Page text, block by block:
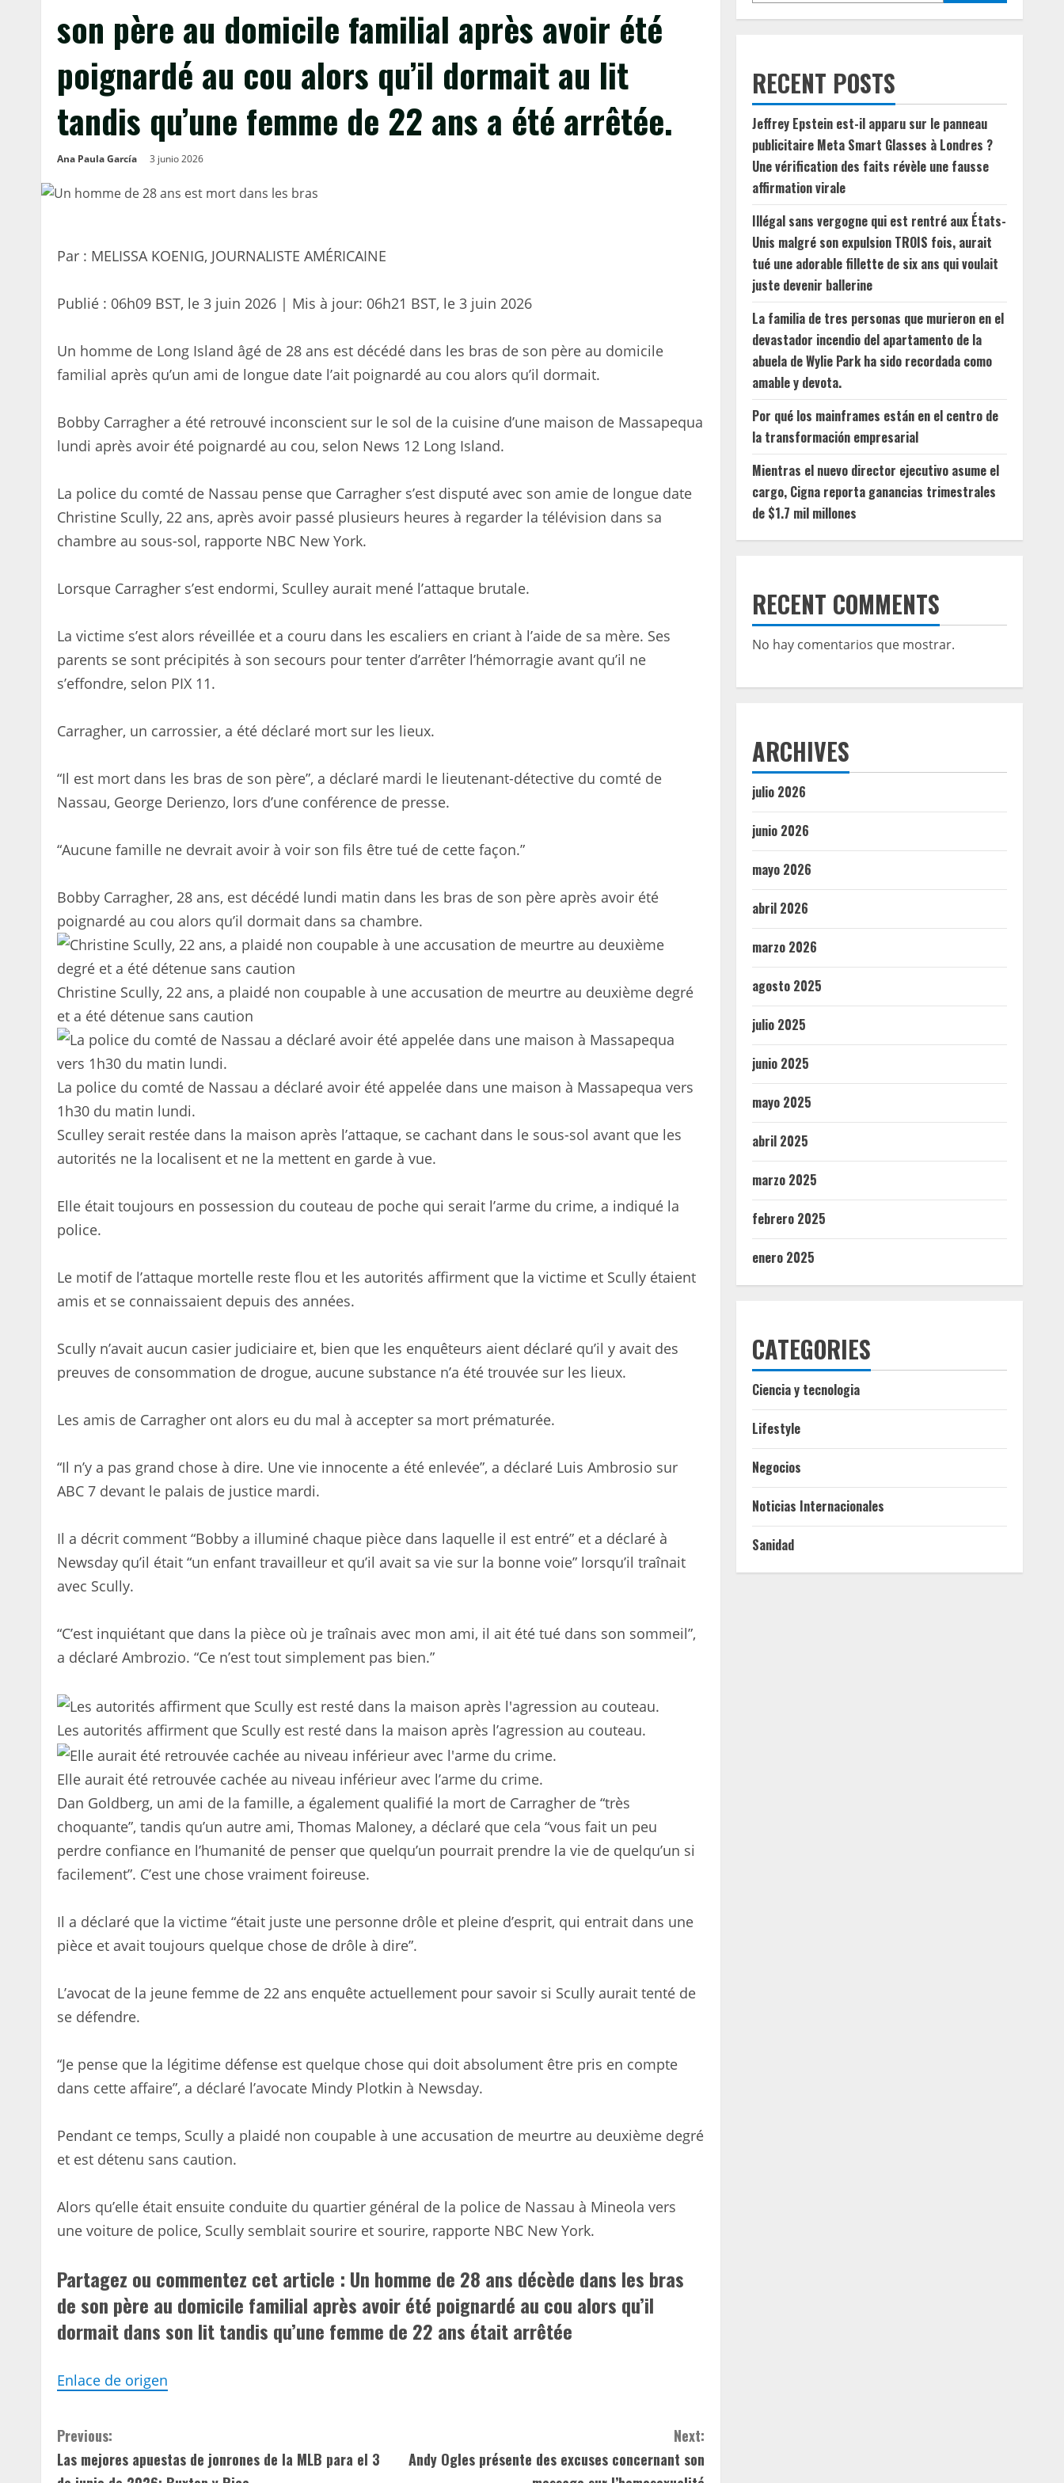
son père au domicile familial après avoir été
poignardé au cou alors qu’il dormait au lit
tandis qu’une femme de 22 ans a été arrêtée.
Ana Paula García 3 junio 2026
Par : MELISSA KOENIG, JOURNALISTE AMÉRICAINE
Publié : 06h09 BST, le 3 juin 2026 | Mis à jour: 06h21 BST, le 3 juin 2026
Un homme de Long Island âgé de 28 ans est décédé dans les bras de son père au domicile
familial après qu’un ami de longue date l’ait poignardé au cou alors qu’il dormait.
Bobby Carragher a été retrouvé inconscient sur le sol de la cuisine d’une maison de Massapequa
lundi après avoir été poignardé au cou, selon News 12 Long Island.
La police du comté de Nassau pense que Carragher s’est disputé avec son amie de longue date
Christine Scully, 22 ans, après avoir passé plusieurs heures à regarder la télévision dans sa
chambre au sous-sol, rapporte NBC New York.
Lorsque Carragher s’est endormi, Sculley aurait mené l’attaque brutale.
La victime s’est alors réveillée et a couru dans les escaliers en criant à l’aide de sa mère. Ses
parents se sont précipités à son secours pour tenter d’arrêter l’hémorragie avant qu’il ne
s’effondre, selon PIX 11.
Carragher, un carrossier, a été déclaré mort sur les lieux.
“Il est mort dans les bras de son père”, a déclaré mardi le lieutenant-détective du comté de
Nassau, George Derienzo, lors d’une conférence de presse.
“Aucune famille ne devrait avoir à voir son fils être tué de cette façon.”
Bobby Carragher, 28 ans, est décédé lundi matin dans les bras de son père après avoir été
poignardé au cou alors qu’il dormait dans sa chambre.
Christine Scully, 22 ans, a plaidé non coupable à une accusation de meurtre au deuxième degré
et a été détenue sans caution
La police du comté de Nassau a déclaré avoir été appelée dans une maison à Massapequa vers
1h30 du matin lundi.
Sculley serait restée dans la maison après l’attaque, se cachant dans le sous-sol avant que les
autorités ne la localisent et ne la mettent en garde à vue.
Elle était toujours en possession du couteau de poche qui serait l’arme du crime, a indiqué la
police.
Le motif de l’attaque mortelle reste flou et les autorités affirment que la victime et Scully étaient
amis et se connaissaient depuis des années.
Scully n’avait aucun casier judiciaire et, bien que les enquêteurs aient déclaré qu’il y avait des
preuves de consommation de drogue, aucune substance n’a été trouvée sur les lieux.
Les amis de Carragher ont alors eu du mal à accepter sa mort prématurée.
“Il n’y a pas grand chose à dire. Une vie innocente a été enlevée”, a déclaré Luis Ambrosio sur
ABC 7 devant le palais de justice mardi.
Il a décrit comment “Bobby a illuminé chaque pièce dans laquelle il est entré” et a déclaré à
Newsday qu’il était “un enfant travailleur et qu’il avait sa vie sur la bonne voie” lorsqu’il traînait
avec Scully.
“C’est inquiétant que dans la pièce où je traînais avec mon ami, il ait été tué dans son sommeil”,
a déclaré Ambrozio. “Ce n’est tout simplement pas bien.”
Les autorités affirment que Scully est resté dans la maison après l’agression au couteau.
Elle aurait été retrouvée cachée au niveau inférieur avec l’arme du crime.
Dan Goldberg, un ami de la famille, a également qualifié la mort de Carragher de “très
choquante”, tandis qu’un autre ami, Thomas Maloney, a déclaré que cela “vous fait un peu
perdre confiance en l’humanité de penser que quelqu’un pourrait prendre la vie de quelqu’un si
facilement”. C’est une chose vraiment foireuse.
Il a déclaré que la victime “était juste une personne drôle et pleine d’esprit, qui entrait dans une
pièce et avait toujours quelque chose de drôle à dire”.
L’avocat de la jeune femme de 22 ans enquête actuellement pour savoir si Scully aurait tenté de
se défendre.
“Je pense que la légitime défense est quelque chose qui doit absolument être pris en compte
dans cette affaire”, a déclaré l’avocate Mindy Plotkin à Newsday.
Pendant ce temps, Scully a plaidé non coupable à une accusation de meurtre au deuxième degré
et est détenu sans caution.
Alors qu’elle était ensuite conduite du quartier général de la police de Nassau à Mineola vers
une voiture de police, Scully semblait sourire et sourire, rapporte NBC New York.
Partagez ou commentez cet article : Un homme de 28 ans décède dans les bras
de son père au domicile familial après avoir été poignardé au cou alors qu’il
dormait dans son lit tandis qu’une femme de 22 ans était arrêtée
Enlace de origen
C
o
Previous:
Las mejores apuestas de jonrones de la MLB para el 3
Next:
Andy Ogles présente des excuses concernant son
RECENT POSTS
Jeffrey Epstein est-il apparu sur le panneau
publicitaire Meta Smart Glasses à Londres ?
Une vérification des faits révèle une fausse
affirmation virale
Illégal sans vergogne qui est rentré aux États-
Unis malgré son expulsion TROIS fois, aurait
tué une adorable fillette de six ans qui voulait
juste devenir ballerine
La familia de tres personas que murieron en el
devastador incendio del apartamento de la
abuela de Wylie Park ha sido recordada como
amable y devota.
Por qué los mainframes están en el centro de
la transformación empresarial
Mientras el nuevo director ejecutivo asume el
cargo, Cigna reporta ganancias trimestrales
de $1.7 mil millones
RECENT COMMENTS
No hay comentarios que mostrar.
ARCHIVES
julio 2026
junio 2026
mayo 2026
abril 2026
marzo 2026
agosto 2025
julio 2025
junio 2025
mayo 2025
abril 2025
marzo 2025
febrero 2025
enero 2025
CATEGORIES
Ciencia y tecnologia
Lifestyle
Negocios
Noticias Internacionales
Sanidad